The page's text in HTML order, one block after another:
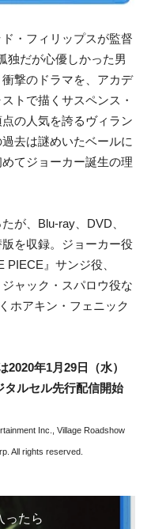
・フィリップスが監督
独だが心優しかった男
撃のドラマを、アカデ
トで描くサスペンス・
の人気を誇るヴィラン
去は謎めいたベールに
てジョーカー誕生の理
が、Blu-ray、DVD、
を収録。ジョーカー役
』サンジ役、
ャック・スパロウ役な
ホアキン・フェニック
2020年1月29日（水）
タルセル先行配信開始
Inc., Village Roadshow
All rights reserved.
ったら